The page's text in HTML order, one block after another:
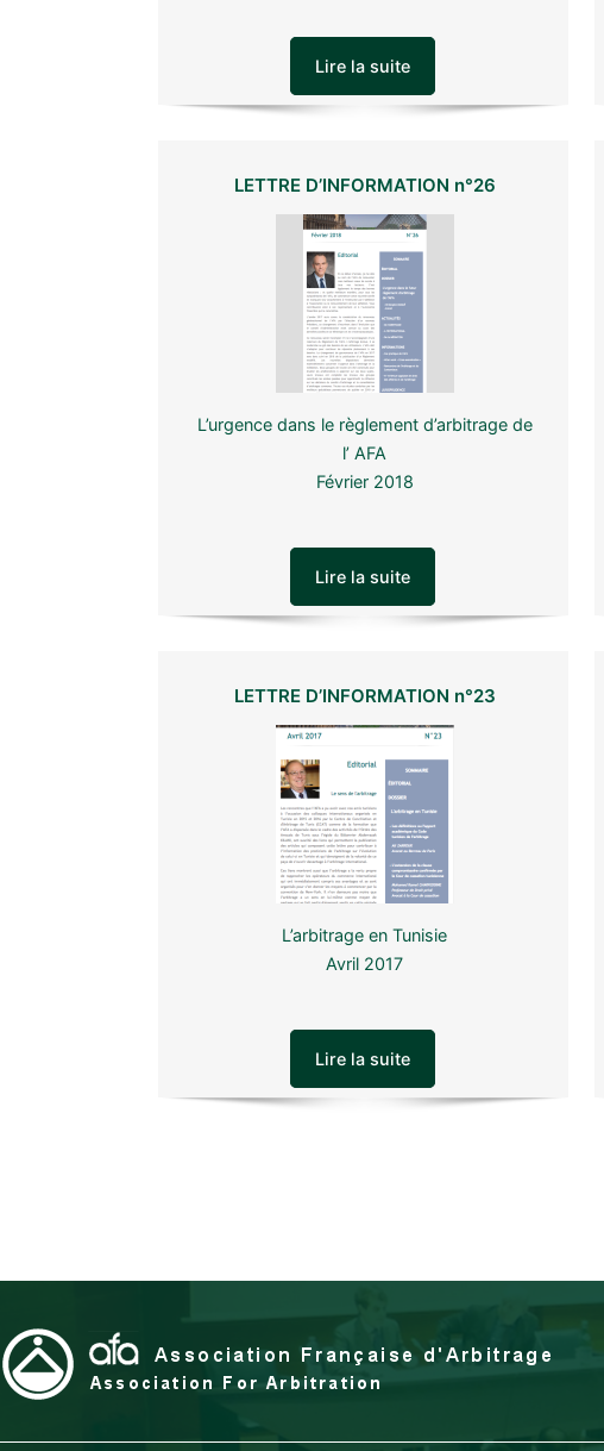
Lire la suite
LETTRE D’INFORMATION n°26
L’urgence dans le règlement d’arbitrage de
l’ AFA
Février 2018
Lire la suite
LETTRE D’INFORMATION n°23
L’arbitrage en Tunisie
Avril 2017
Lire la suite